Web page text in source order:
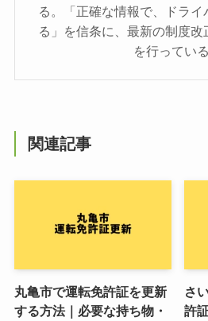
る。「正確な情報で、ドラ
る」を信条に、最新の制度
を行っている
関連記事
丸亀市で運転免許証を更新
する方法｜必要な持ち物・
さ
許